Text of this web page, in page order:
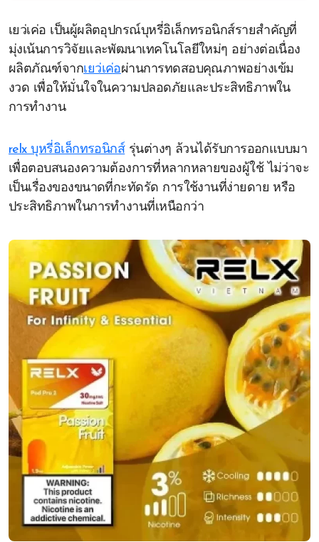
เยว่เค่อ เป็นผู้ผลิตอุปกรณ์บุหรี่อิเล็กทรอนิกส์รายสำคัญที่
มุ่งเน้นการวิจัยและพัฒนาเทคโนโลยีใหม่ๆ อย่างต่อเนื่อง
ผลิตภัณฑ์จากเยว่เค่อผ่านการทดสอบคุณภาพอย่างเข้ม
งวด เพื่อให้มั่นใจในความปลอดภัยและประสิทธิภาพใน
การทำงาน
relx บุหรี่อิเล็กทรอนิกส์รุ่นต่างๆ ล้วนได้รับการออกแบบมา
เพื่อตอบสนองความต้องการที่หลากหลายของผู้ใช้ ไม่ว่าจะ
เป็นเรื่องของขนาดที่กะทัดรัด การใช้งานที่ง่ายดาย หรือ
ประสิทธิภาพในการทำงานที่เหนือกว่า